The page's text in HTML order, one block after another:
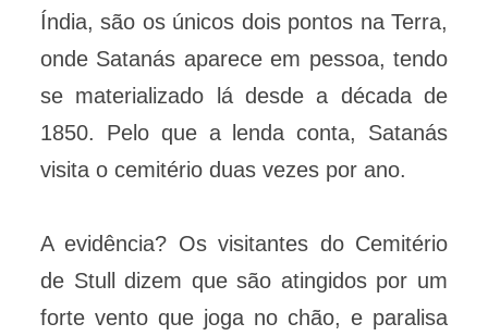
Índia, são os únicos dois pontos na Terra,
onde Satanás aparece em pessoa, tendo
se materializado lá desde a década de
1850. Pelo que a lenda conta, Satanás
visita o cemitério duas vezes por ano.
A evidência? Os visitantes do Cemitério
de Stull dizem que são atingidos por um
forte vento que joga no chão, e paralisa